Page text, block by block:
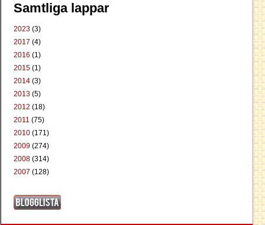
Samtliga lappar
2023 (3)
2017 (4)
2016 (1)
2015 (1)
2014 (3)
2013 (5)
2012 (18)
2011 (75)
2010 (171)
2009 (274)
2008 (314)
2007 (128)